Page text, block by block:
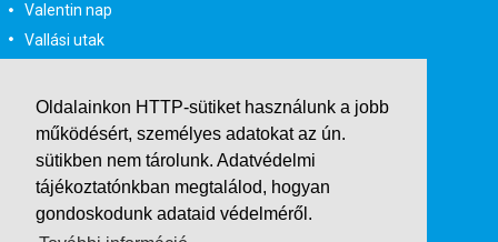
Oldalainkon HTTP-sütiket használunk a jobb
működésért, személyes adatokat az ún.
sütikben nem tárolunk. Adatvédelmi
tájékoztatónkban megtalálod, hogyan
gondoskodunk adataid védelméről.
Valentin nap
Vallási utak
Városlátogatás egyénileg
Velencei karnevál
Vidéki felszállással
Wellness
Zene tematika